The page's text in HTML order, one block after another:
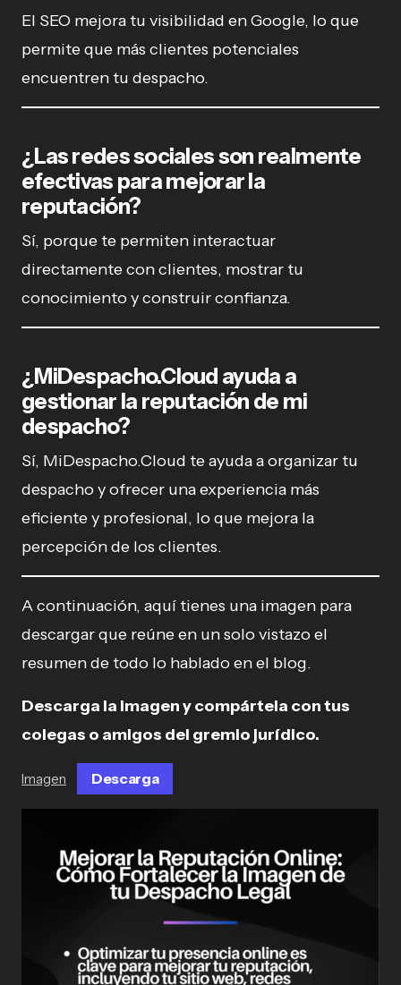
El SEO mejora tu visibilidad en Google, lo que
permite que más clientes potenciales
encuentren tu despacho.
¿Las redes sociales son realmente
efectivas para mejorar la
reputación?
Sí, porque te permiten interactuar
directamente con clientes, mostrar tu
conocimiento y construir confianza.
¿MiDespacho.Cloud ayuda a
gestionar la reputación de mi
despacho?
Sí, MiDespacho.Cloud te ayuda a organizar tu
despacho y ofrecer una experiencia más
eficiente y profesional, lo que mejora la
percepción de los clientes.
A continuación, aquí tienes una imagen para
descargar que reúne en un solo vistazo el
resumen de todo lo hablado en el blog.
Descarga la imagen y compártela con tus
colegas o amigos del gremio jurídico.
Imagen Descarga